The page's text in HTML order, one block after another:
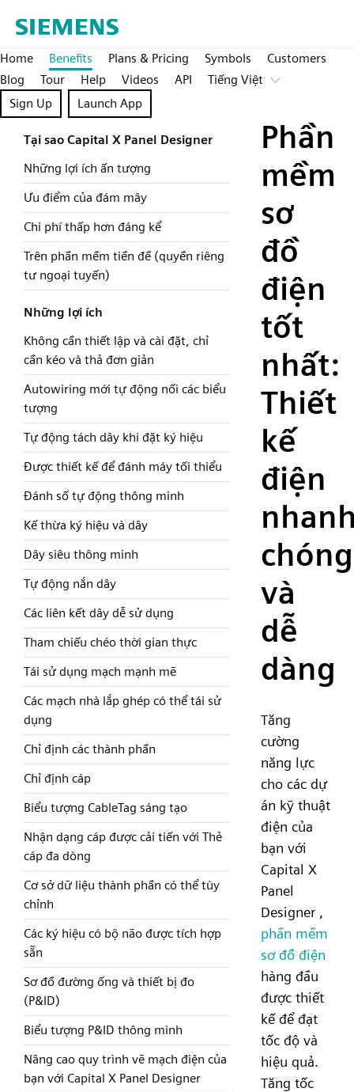
Home Benefits Plans & Pricing Symbols
Customers
Blog
Tour Help Videos API
Tiếng Việt
Sign Up
Launch App
Tại sao Capital X Panel Designer
Những lợi ích ấn tượng
Ưu điểm của đám mây
Chi phí thấp hơn đáng kể
Trên phần mềm tiền đề (quyền riêng
tư ngoại tuyến)
Những lợi ích
Không cần thiết lập và cài đặt, chỉ
cần kéo và thả đơn giản
Autowiring mới tự động nối các biểu
tượng
Tự động tách dây khi đặt ký hiệu
Được thiết kế để đánh máy tối thiểu
Đánh số tự động thông minh
Kế thừa ký hiệu và dây
Dây siêu thông minh
Tự động nắn dây
Các liên kết dây dễ sử dụng
Tham chiếu chéo thời gian thực
Tái sử dụng mạch mạnh mẽ
Các mạch nhà lắp ghép có thể tái sử
dụng
Chỉ định các thành phần
Chỉ định cáp
Biểu tượng CableTag sáng tạo
Nhận dạng cáp được cải tiến với Thẻ
cáp đa dòng
Cơ sở dữ liệu thành phần có thể tùy
chỉnh
Các ký hiệu có bộ não được tích hợp
sẵn
Sơ đồ đường ống và thiết bị đo
(P&ID)
Biểu tượng P&ID thông minh
Nâng cao quy trình vẽ mạch điện của
bạn với Capital X Panel Designer
Phần
mềm
sơ
đồ
điện
tốt
nhất:
Thiết
kế
điện
chóng
và
dễ
dàng
Tăng
cường
năng lực
cho các dự
án kỹ thuật
điện của
bạn với
Capital X
Panel
Designer ,
phần mềm
sơ đồ điện
hàng đầu
được thiết
kế để đạt
tốc độ và
hiệu quả.
Tăng tốc